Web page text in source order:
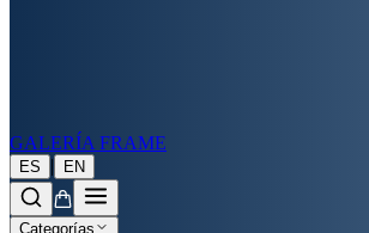
GALERÍA FRAME
ES | EN
Categorías